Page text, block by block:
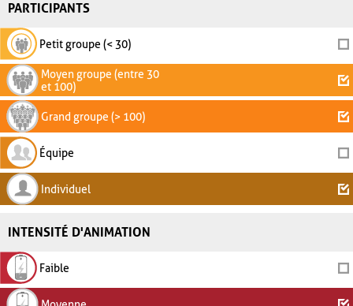
PARTICIPANTS
Petit groupe (< 30)
Moyen groupe (entre 30
et 100)
Grand groupe (> 100)
Équipe
Individuel
INTENSITÉ D'ANIMATION
Faible